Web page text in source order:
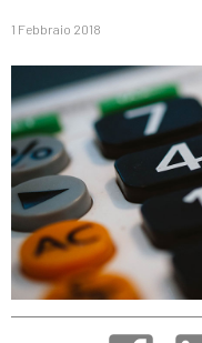
1 Febbraio 2018